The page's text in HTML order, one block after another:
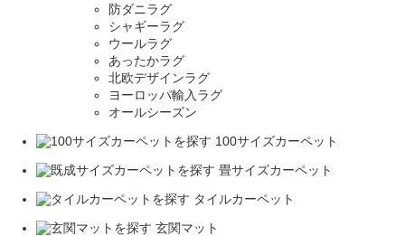
防ダニラグ
シャギーラグ
ウールラグ
あったかラグ
北欧デザインラグ
ヨーロッパ輸入ラグ
オールシーズン
100サイズカーペット
畳サイズカーペット
タイルカーペット
玄関マット